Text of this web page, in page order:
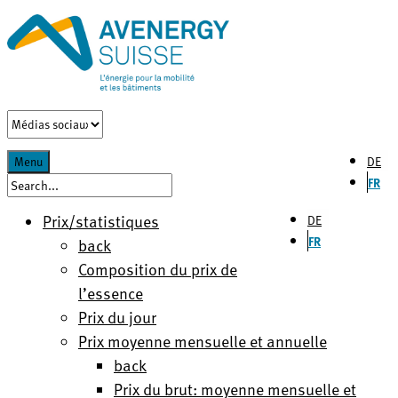
DE
FR
Menu
DE
FR
Prix/statistiques
back
Composition du prix de
l’essence
Prix du jour
Prix moyenne mensuelle et annuelle
back
Prix du brut: moyenne mensuelle et